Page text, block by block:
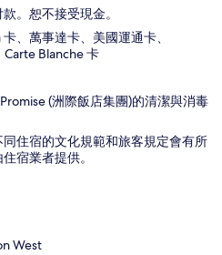
。恕不接受現金。
、萬事達卡、美國運通卡、
Blanche 卡
(洲際飯店集團)的清潔與消毒
住宿的文化規範和旅客規定會有所
宿業者提供。
West